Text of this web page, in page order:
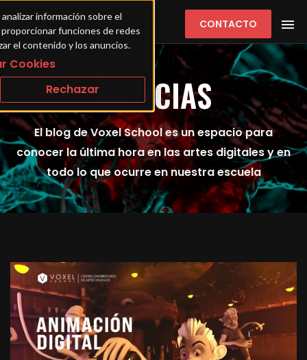
información sobre el
funciones de redes
el contenido y los anuncios.
Cookies
Rechazar
CONTACTO
NOTICIAS
El blog de Voxel School es un espacio para
conocer la última hora en las artes digitales y en
todo lo que ocurre en nuestra escuela